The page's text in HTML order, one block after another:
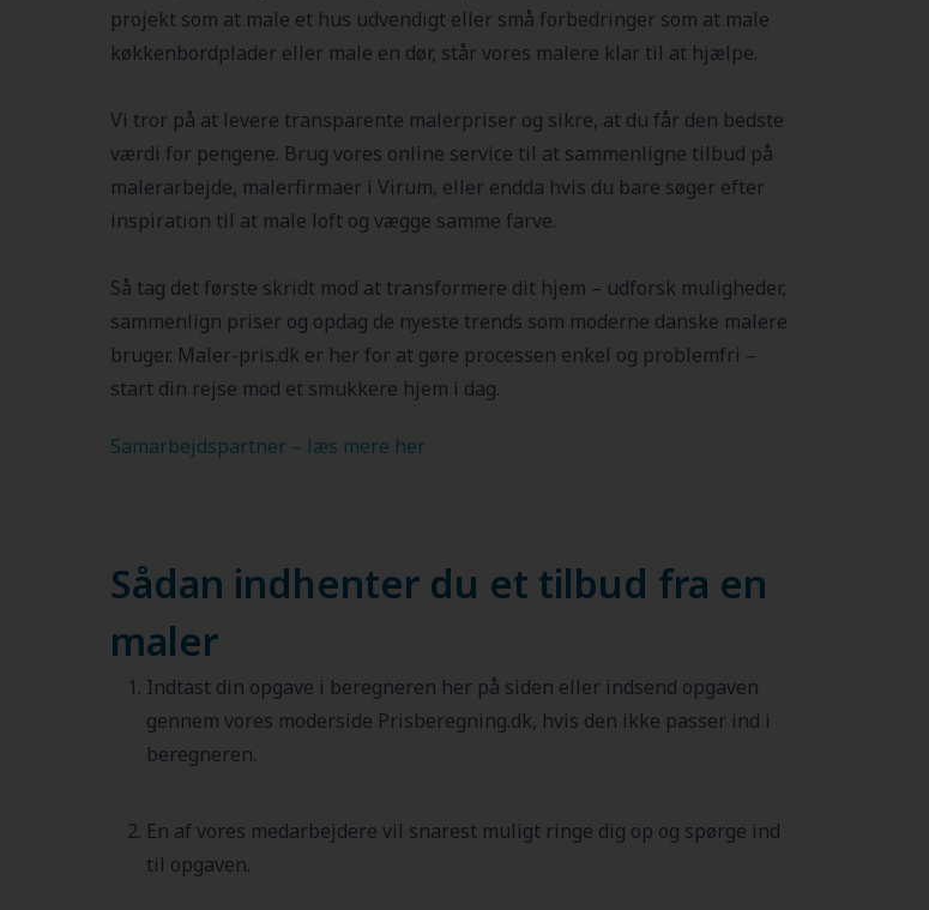
projekt som at male et hus udvendigt eller små forbedringer som at male
køkkenbordplader eller male en dør, står vores malere klar til at hjælpe.
Vi tror på at levere transparente malerpriser og sikre, at du får den bedste
værdi for pengene. Brug vores online service til at sammenligne tilbud på
malerarbejde, malerfirmaer i Virum, eller endda hvis du bare søger efter
inspiration til at male loft og vægge samme farve.
Så tag det første skridt mod at transformere dit hjem – udforsk muligheder,
sammenlign priser og opdag de nyeste trends som moderne danske malere
bruger. Maler-pris.dk er her for at gøre processen enkel og problemfri –
start din rejse mod et smukkere hjem i dag.
Samarbejdspartner – læs mere her
Sådan indhenter du et tilbud fra en
maler
Indtast din opgave i beregneren her på siden eller indsend opgaven
gennem vores moderside Prisberegning.dk, hvis den ikke passer ind i
beregneren.
En af vores medarbejdere vil snarest muligt ringe dig op og spørge ind
til opgaven.